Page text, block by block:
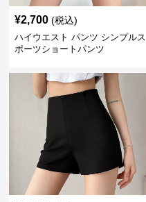
¥2,700 (税込)
ハイウエスト パンツ シンプルス
ポーツショートパンツ